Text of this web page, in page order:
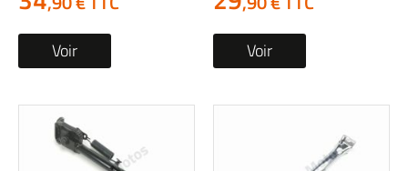
Voir Voir